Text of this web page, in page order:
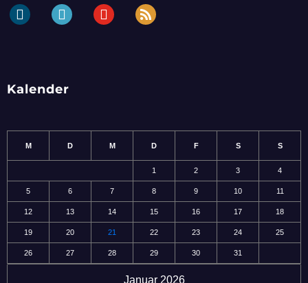
dailymotionperiscopeyoutube rss
Kalender
Januar 2026
M D M D F S S
1 2 3 4
5 6 7 8 9 10 11
12 13 14 15 16 17 18
19 20 21 22 23 24 25
26 27 28 29 30 31